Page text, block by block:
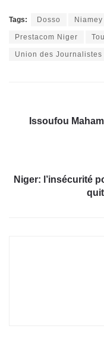
Tags: Dosso
Prestacom Niger
Union des
Issoufou
Niger: l’insécurité